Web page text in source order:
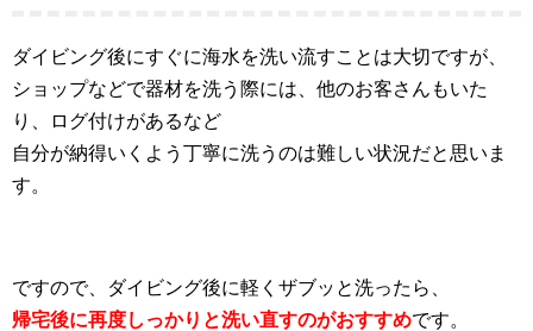
ダイビング後にすぐに海水を洗い流すことは大切ですが、
ショップなどで器材を洗う際には、他のお客さんもいた
り、ログ付けがあるなど
自分が納得いくよう丁寧に洗うのは難しい状況だと思いま
す。
ですので、ダイビング後に軽くザブッと洗ったら、
帰宅後に再度しっかりと洗い直すのがおすすめです。